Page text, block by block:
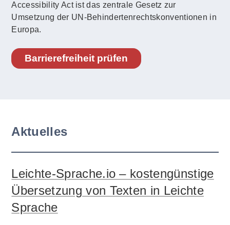
Accessibility Act ist das zentrale Gesetz zur
Umsetzung der UN-Behindertenrechtskonventionen in
Europa.
Barrierefreiheit prüfen
Aktuelles
Leichte-Sprache.io – kostengünstige
Übersetzung von Texten in Leichte
Sprache